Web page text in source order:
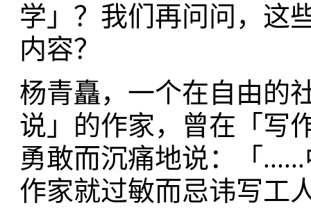
学」？我们再问问，这
内容？
杨青矗，一个在自由的
说」的作家，曾在「写
勇敢而沉痛地说：「
作家就过敏而忌讳写工